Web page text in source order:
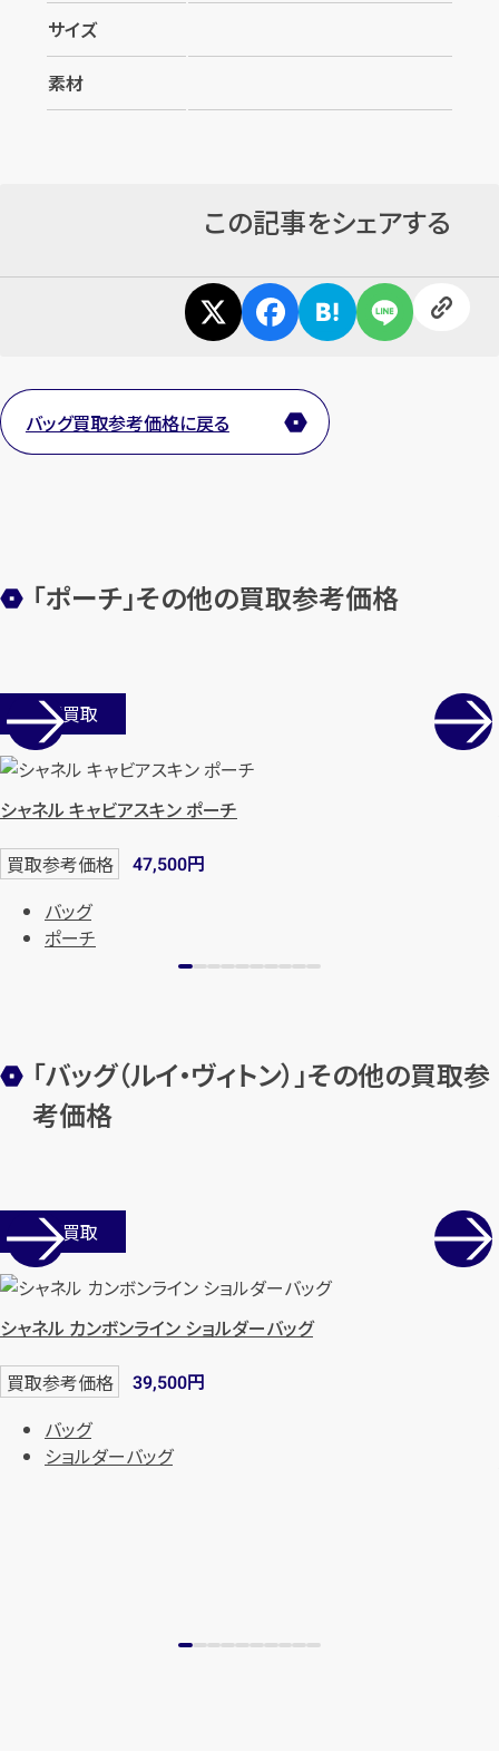
最短1分！今すぐ査定金額をお伝えいた
します
【総合受付】24時間・年中無休(年末年
始除く)
サイズ
素材
この記事をシェアする
バッグ買取参考価格に戻る
「ポーチ」その他の買取参考価格
店舗買取
シャネル キャビアスキン ポーチ
買取参考価格 47,500円
バッグ
ポーチ
「バッグ（ルイ・ヴィトン）」その他の買取参
考価格
店舗買取
シャネル カンボンライン ショルダーバッグ
買取参考価格 39,500円
バッグ
ショルダーバッグ